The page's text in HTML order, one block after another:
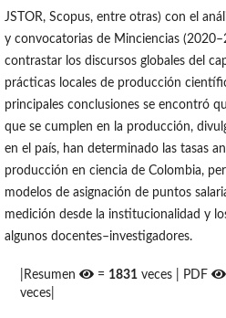
JSTOR, Scopus, entre otras) con el
y convocatorias de Minciencias
contrastar los discursos globales del
prácticas locales de producción
principales conclusiones se encontró
que se cumplen en la producción,
en el país, han determinado las tasas
producción en ciencia de Colombia,
modelos de asignación de puntos
medición desde la institucionalidad y
algunos docentes–investigadores.
|Resumen = 1831 veces | PDF
veces|